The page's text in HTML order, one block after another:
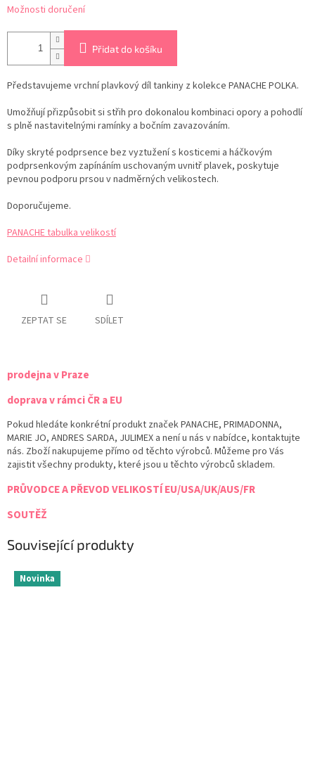
Možnosti doručení
Přidat do košíku
Představujeme vrchní plavkový díl tankiny z kolekce PANACHE POLKA.
Umožňují přizpůsobit si střih pro dokonalou kombinaci opory a pohodlí
s plně nastavitelnými ramínky a bočním zavazováním.
Díky skryté podprsence bez vyztužení s kosticemi a háčkovým
podprsenkovým zapínáním uschovaným uvnitř plavek, poskytuje
pevnou podporu prsou v nadměrných velikostech.
Doporučujeme.
PANACHE tabulka velikostí
Detailní informace
ZEPTAT SE SDÍLET
prodejna v Praze
doprava v rámci ČR a EU
Pokud hledáte konkrétní produkt značek PANACHE, PRIMADONNA,
MARIE JO, ANDRES SARDA, JULIMEX a není u nás v nabídce, kontaktujte
nás. Zboží nakupujeme přímo od těchto výrobců. Můžeme pro Vás
zajistit všechny produkty, které jsou u těchto výrobců skladem.
PRŮVODCE A PŘEVOD VELIKOSTÍ EU/USA/UK/AUS/FR
SOUTĚŽ
Související produkty
Novinka